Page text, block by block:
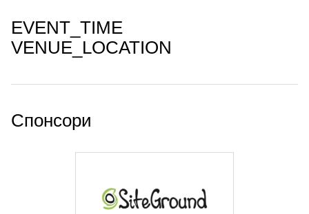
EVENT_TIME
VENUE_LOCATION
Спонсори